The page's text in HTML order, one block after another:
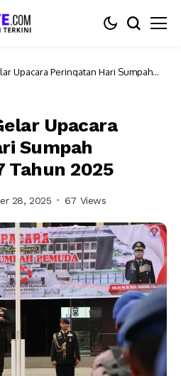
Upacara Peringatan Hari Sumpah
Upacara
Sumpah
Tahun 2025
28, 2025 67 Views